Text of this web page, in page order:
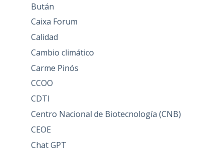
Bután
Caixa Forum
Calidad
Cambio climático
Carme Pinós
CCOO
CDTI
Centro Nacional de Biotecnología (CNB)
CEOE
Chat GPT